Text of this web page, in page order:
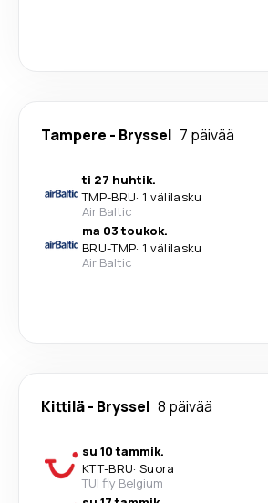
Tampere - Bryssel 7 päivää
ti 27 huhtik.
TMP-BRU· 1 välilasku
Air Baltic
ma 03 toukok.
BRU-TMP· 1 välilasku
Air Baltic
Kittilä- Bryssel 8 päivää
su 10 tammik.
KTT-BRU· Suora
TUI fly Belgium